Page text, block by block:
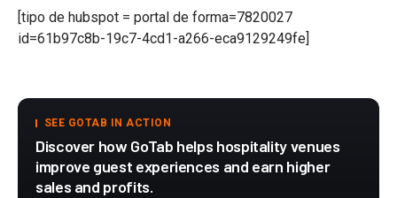
[tipo de hubspot = portal de forma=7820027
id=61b97c8b-19c7-4cd1-a266-eca9129249fe]
SEE GOTAB IN ACTION
Discover how GoTab helps hospitality venues
improve guest experiences and earn higher
sales and profits.